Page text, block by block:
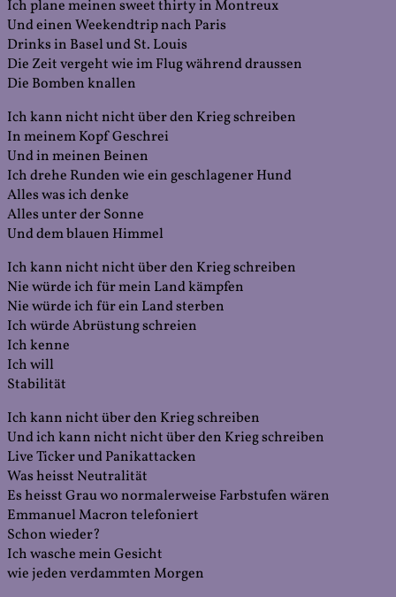
Ich plane meinen sweet thirty in Montreux
Und einen Weekendtrip nach Paris
Drinks in Basel und St. Louis
Die Zeit vergeht wie im Flug während draussen
Die Bomben knallen
Ich kann nicht nicht über den Krieg schreiben
In meinem Kopf Geschrei
Und in meinen Beinen
Ich drehe Runden wie ein geschlagener Hund
Alles was ich denke
Alles unter der Sonne
Und dem blauen Himmel
Ich kann nicht nicht über den Krieg schreiben
Nie würde ich für mein Land kämpfen
Nie würde ich für ein Land sterben
Ich würde Abrüstung schreien
Ich kenne
Ich will
Stabilität
Ich kann nicht über den Krieg schreiben
Und ich kann nicht nicht über den Krieg schreiben
Live Ticker und Panikattacken
Was heisst Neutralität
Es heisst Grau wo normalerweise Farbstufen wären
Emmanuel Macron telefoniert
Schon wieder?
Ich wasche mein Gesicht
wie jeden verdammten Morgen